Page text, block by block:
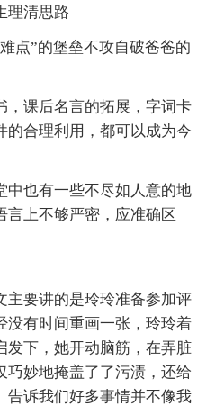
理清思路
点”的堡垒不攻自破爸爸的
，课后名言的拓展，字词卡
的合理利用，都可以成为今
中也有一些不尽如人意的地
言上不够严密，应准确区
主要讲的是玲玲准备参加评
没有时间重画一张，玲玲着
发下，她开动脑筋，在弄脏
巧妙地掩盖了了污渍，还给
告诉我们好多事情并不像我